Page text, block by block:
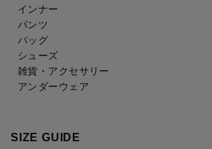
インナー
パンツ
バッグ
シューズ
雑貨・アクセサリー
アンダーウェア
SIZE GUIDE